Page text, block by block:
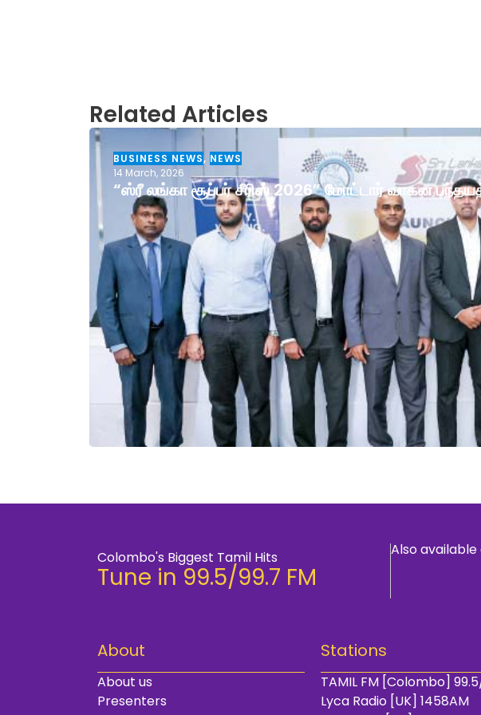
Related Articles
BUSINESS NEWS, NEWS
14 March, 2026
“ஸ்ரீ லங்கா சூப்பர் சீரிஸ் 2026” மோட்டார் வாகன
Colombo's Biggest Tamil Hits
Tune in 99.5/99.7 FM
Also available
About
About us
Presenters
Stations
TAMIL FM [Colombo]
Lyca Radio [UK] 1458AM